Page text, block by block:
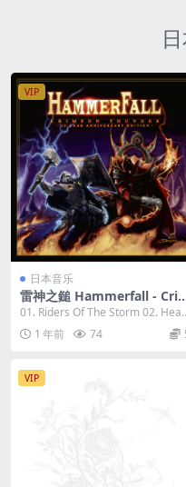
VIP
日本音乐
雷神之鎚 Hammerfall -
son Thunder - 20 Year
versary 2023 [24bit/44.1kH
z] [Hi-Res Flac 1.28GB]
01. Riders Of The Storm 02.
s On Fi...
1 年前 74
VIP